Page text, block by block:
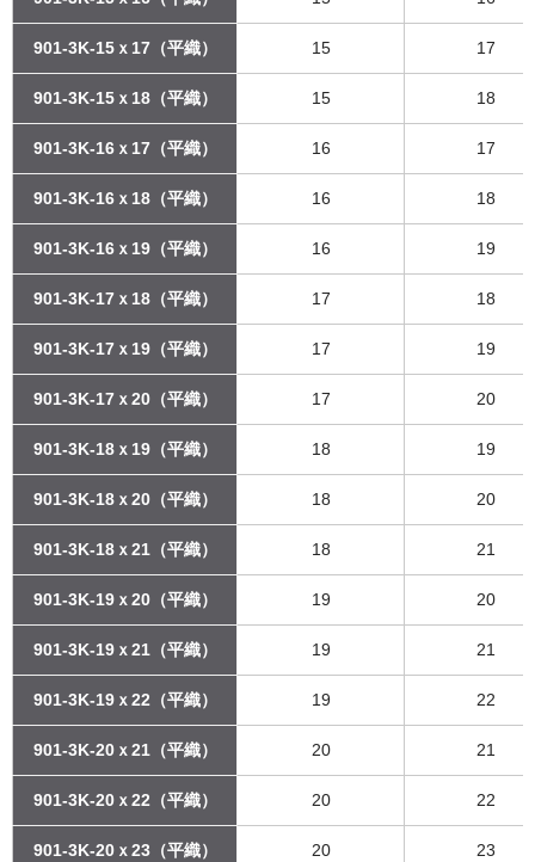
901-3K-15ｘ17（平織） 15 17
901-3K-15ｘ18（平織） 15 18
901-3K-16ｘ17（平織） 16 17
901-3K-16ｘ18（平織） 16 18
901-3K-16ｘ19（平織） 16 19
901-3K-17ｘ18（平織） 17 18
901-3K-17ｘ19（平織） 17 19
901-3K-17ｘ20（平織） 17 20
901-3K-18ｘ19（平織） 18 19
901-3K-18ｘ20（平織） 18 20
901-3K-18ｘ21（平織） 18 21
901-3K-19ｘ20（平織） 19 20
901-3K-19ｘ21（平織） 19 21
901-3K-19ｘ22（平織） 19 22
901-3K-20ｘ21（平織） 20 21
901-3K-20ｘ22（平織） 20 22
901-3K-20ｘ23（平織） 20 23